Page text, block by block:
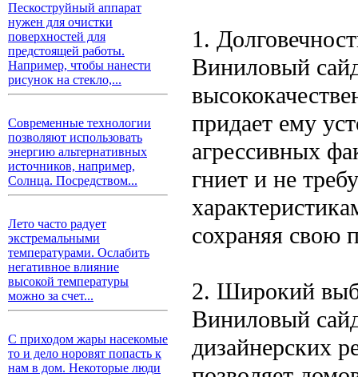
Пескоструйный аппарат
нужен для очистки
поверхностей для
предстоящей работы.
Например, чтобы нанести
рисунок на стекло,...
Современные технологии
позволяют использовать
энергию альтернативных
источников, например,
Солнца. Посредством...
Лето часто радует
экстремальными
температурами. Ослабить
негативное влияние
высокой температуры
можно за счет...
С приходом жары насекомые
то и дело норовят попасть к
нам в дом. Некоторые люди
1.
Виниловый
придает ему
агрессивных
гниет и не
сохраняя свою
2. Широкий
Виниловый
дизайнерских